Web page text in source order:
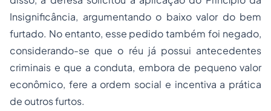
Insignificância, argumentando o baixo valor do bem
furtado. No entanto, esse pedido também foi negado,
considerando-se que o réu já possui antecedentes
criminais e que a conduta, embora de pequeno valor
econômico, fere a ordem social e incentiva a prática
de outros furtos.